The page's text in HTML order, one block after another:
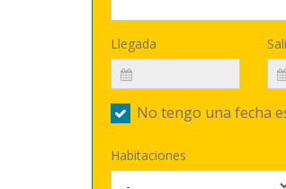
Llegada
No tengo una fecha
Habitaciones